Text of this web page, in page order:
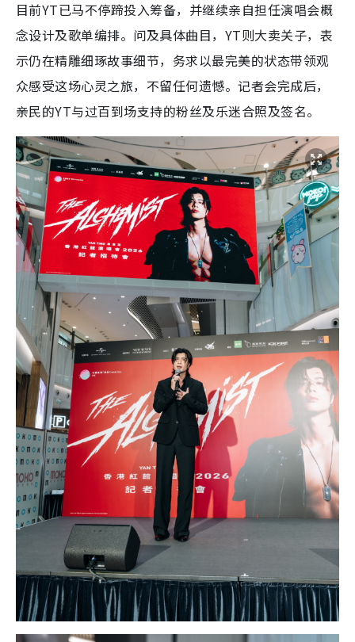
目前YT已马不停蹄投入筹备，并继续亲自担任演唱会概
念设计及歌单编排。问及具体曲目，YT则大卖关子，表
示仍在精雕细琢故事细节，务求以最完美的状态带领观
众感受这场心灵之旅，不留任何遗憾。记者会完成后，
亲民的YT与过百到场支持的粉丝及乐迷合照及签名。